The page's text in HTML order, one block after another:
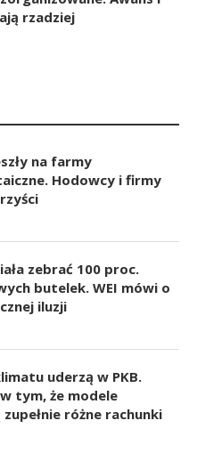
rzadziej
na farmy
Hodowcy i firmy
zebrać 100 proc.
butelek. WEI mówi o
iluzji
uderzą w PKB.
tym, że modele
różne rachunki